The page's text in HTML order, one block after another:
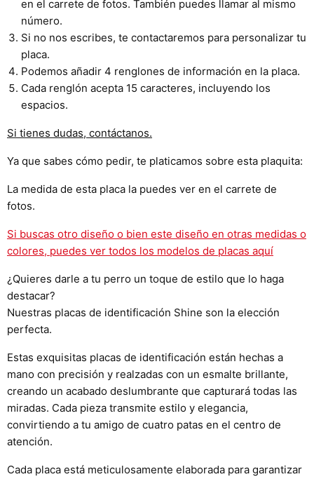
en el carrete de fotos. También puedes llamar al mismo
número.
Si no nos escribes, te contactaremos para personalizar tu
placa.
Podemos añadir 4 renglones de información en la placa.
Cada renglón acepta 15 caracteres, incluyendo los
espacios.
Si tienes dudas, contáctanos.
Ya que sabes cómo pedir, te platicamos sobre esta plaquita:
La medida de esta placa la puedes ver en el carrete de
fotos.
Si buscas otro diseño o bien este diseño en otras medidas o
colores, puedes ver todos los modelos de placas aquí
¿Quieres darle a tu perro un toque de estilo que lo haga
destacar?
Nuestras placas de identificación Shine son la elección
perfecta.
Estas exquisitas placas de identificación están hechas a
mano con precisión y realzadas con un esmalte brillante,
creando un acabado deslumbrante que capturará todas las
miradas. Cada pieza transmite estilo y elegancia,
convirtiendo a tu amigo de cuatro patas en el centro de
atención.
Cada placa está meticulosamente elaborada para garantizar